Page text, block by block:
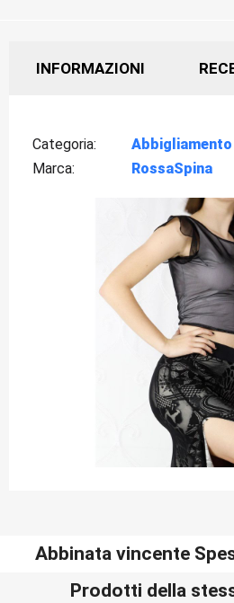
INFORMAZIONI
Categoria
Abbigliamento
Marca
RossaSpina
Abbinata vincente
Prodotti della